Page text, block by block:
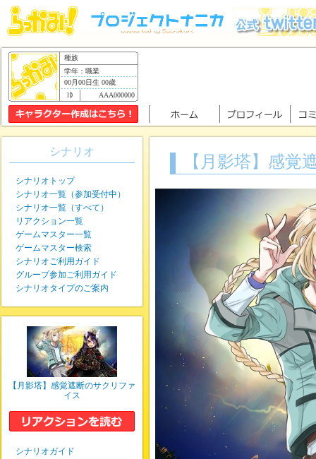
種族
学年：職業
00月00日生 00歳
AAA000000
【月影塔】感覚
シナリオ
シナリオトップ
シナリオ一覧（参加受付中）
シナリオ一覧（すべて）
リアクション一覧
ゲームマスター一覧
ゲームマスター検索
シナリオご利用ガイド
グループ参加ご利用ガイド
シナリオタイプのご案内
【月影塔】感覚遮断のサクリファ
イス
シナリオガイド